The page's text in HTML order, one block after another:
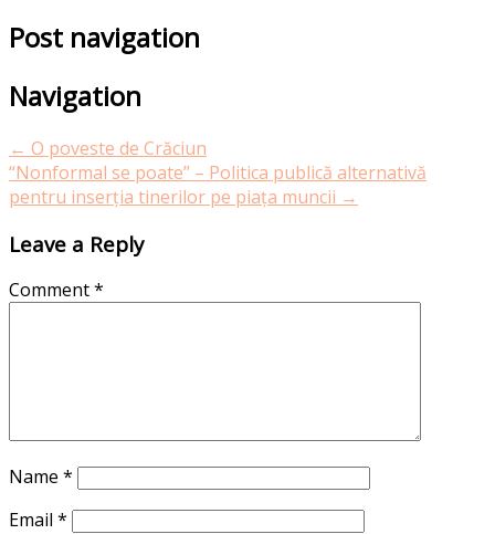
Post navigation
Navigation
← O poveste de Crăciun
“Nonformal se poate” – Politica publică alternativă
pentru inserția tinerilor pe piața muncii →
Leave a Reply
Comment*
Name *
Email *